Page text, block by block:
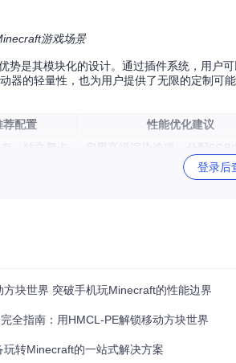
游戏场景
势是其模块化的设计。通过插件系统，用户
器的轻量性，也为用户提供了无限的定制可能
荐配置
性能优化建议
，独立显卡
启用高级渲染选项，分配6GB
关闭不必要的视觉效果，分配
启动器的实际使用案例
，或者需要在多个Mod整合包之间切换
置独立的Mod和资源包。
登录后
方块世界 突破手机玩Minecraft的性能边界
全指南：用HMCL-PE解锁移动方块世界
玩转Minecraft的一站式解决方案